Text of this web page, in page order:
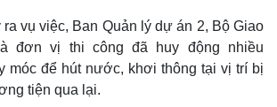
E-Magazine
Infographic
ra vụ việc, Ban Quản lý dự án 2, Bộ Giao
đơn vị thi công đã huy động nhiều
móc để hút nước, khơi thông tại vị trí bị
tiện qua lại.